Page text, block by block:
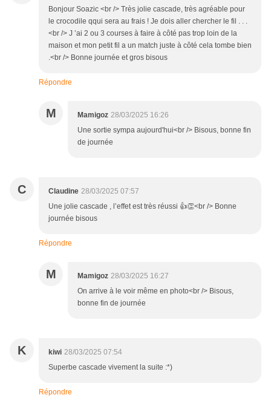
Bonjour Soazic <br /> Très jolie cascade, très agréable pour
le crocodile qqui sera au frais ! Je dois aller chercher le fil . . .
<br /> J ’ai 2 ou 3 courses à faire à côté pas trop loin de la
maison et mon petit fil a un match juste à côté cela tombe bien
.<br /> Bonne journée et gros bisous
Répondre
M Mamigoz 28/03/2025 16:26
Une sortie sympa aujourd'hui<br /> Bisous, bonne fin
de journée
C Claudine 28/03/2025 07:57
Une jolie cascade , l’effet est très réussi 👍👏<br /> Bonne
journée bisous
Répondre
M Mamigoz 28/03/2025 16:27
On arrive à le voir même en photo<br /> Bisous,
bonne fin de journée
K kiwi 28/03/2025 07:54
Superbe cascade vivement la suite :*)
Répondre